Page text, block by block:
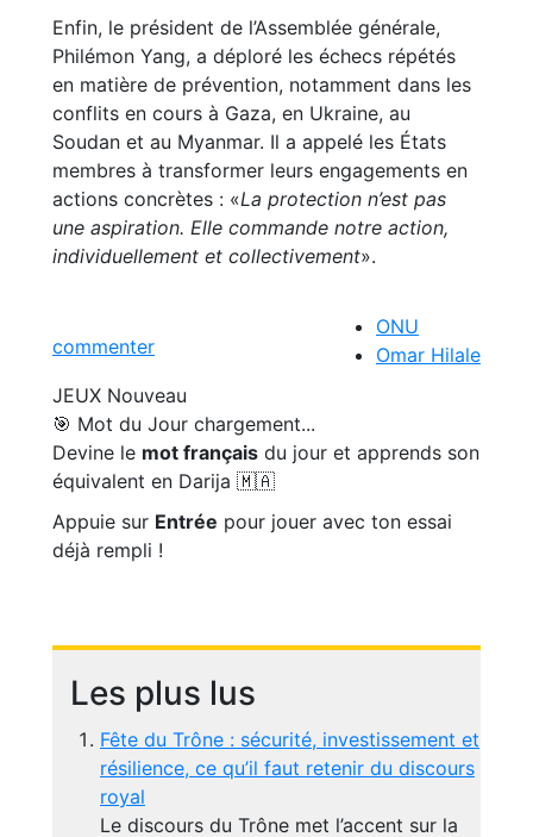
Enfin, le président de l’Assemblée générale,
Philémon Yang, a déploré les échecs répétés
en matière de prévention, notamment dans les
conflits en cours à Gaza, en Ukraine, au
Soudan et au Myanmar. Il a appelé les États
membres à transformer leurs engagements en
actions concrètes : «La protection n’est pas
une aspiration. Elle commande notre action,
individuellement et collectivement».
commenter
ONU
Omar Hilale
JEUX Nouveau
🎯 Mot du Jour chargement...
Devine le mot français du jour et apprends son
équivalent en Darija 🇲🇦
Appuie sur Entrée pour jouer avec ton essai
déjà rempli !
Les plus lus
Fête du Trône : sécurité, investissement et
résilience, ce qu’il faut retenir du discours
royal
Le discours du Trône met l’accent sur la